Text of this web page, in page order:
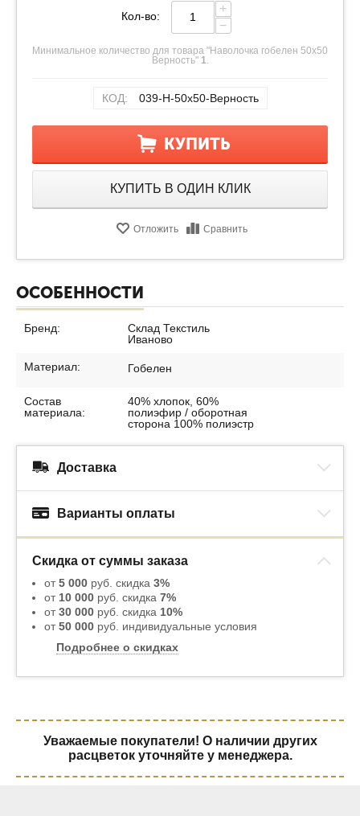
Кол-во:
+
−
Минимальное количество для товара "Наволочка гобелен 50х50
Верность" 1.
КОД: 039-Н-50х50-Верность
КУПИТЬ
КУПИТЬ В ОДИН КЛИК
Отложить Сравнить
ОСОБЕННОСТИ
Бренд:
Склад Текстиль
Иваново
Материал: Гобелен
Состав
материала:
40% хлопок, 60%
полиэфир / оборотная
сторона 100% полиэстр
Доставка
Варианты оплаты
Скидка от суммы заказа
от5 000 руб. скидка 3%
от 10 000 руб. скидка 7%
от30 000 руб. скидка 10%
от50 000 руб. индивидуальные условия
Подробнее о скидках
Уважаемые покупатели! О наличии других
расцветок уточняйте у менеджера.